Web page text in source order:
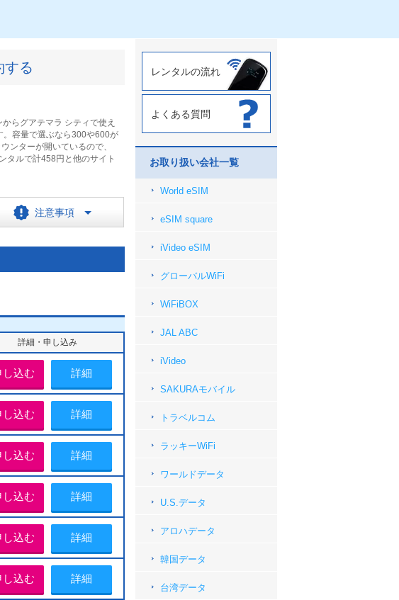
する
らグアテマラ シティで使え
。容量で選ぶなら300や600が
ンターが開いているので、
タルで計458円と他のサイト
注意事項
詳細・申し込み
し込む 詳細
し込む 詳細
し込む 詳細
し込む 詳細
し込む 詳細
し込む 詳細
レンタルの流れ
よくある質問
お取り扱い会社一覧
World eSIM
eSIM square
iVideo eSIM
グローバルWiFi
WiFiBOX
JAL ABC
iVideo
SAKURAモバイル
トラベルコム
ラッキーWiFi
ワールドデータ
U.S.データ
アロハデータ
韓国データ
台湾データ